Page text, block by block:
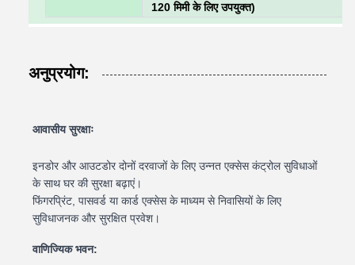
120 मिमी के लिए उपयुक्त)
अनुप्रयोग:
आवासीय सुरक्षाः
इनडोर और आउटडोर दोनों दरवाजों के लिए उन्नत एक्सेस कंट्रोल सुविधाओं
के साथ घर की सुरक्षा बढ़ाएं।
फिंगरप्रिंट, पासवर्ड या कार्ड एक्सेस के माध्यम से निवासियों के लिए
सुविधाजनक और सुरक्षित प्रवेश।
वाणिज्यिक भवन: